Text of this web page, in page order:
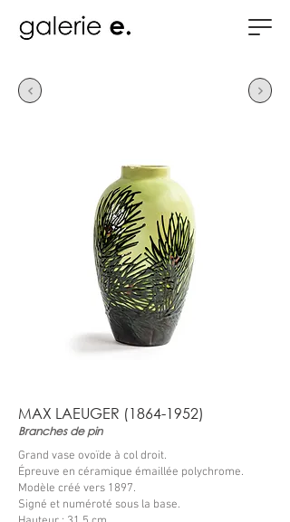
MAX LAEUGER (1864-1952)
Branches de pin
Grand vase ovoïde à col droit.
Épreuve en céramique émaillée polychrome.
Modèle créé vers 1897.
Signé et numéroté sous la base.